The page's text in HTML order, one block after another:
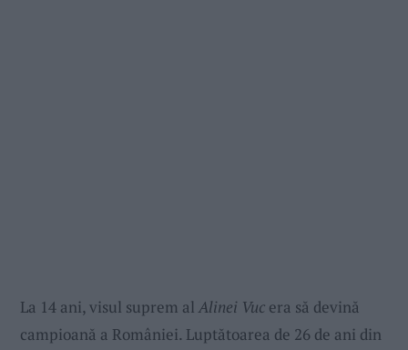
La 14 ani, visul suprem al Alinei Vuc era să devină
campioană a României. Luptătoarea de 26 de ani din